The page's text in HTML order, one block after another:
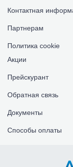
Контактная
Партнерам
Политика cookie
Акции
Прейскурант
Обратная связь
Документы
Способы оплаты